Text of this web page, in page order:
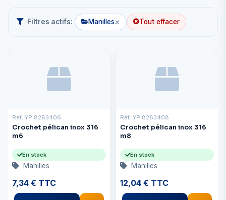
Filtres actifs: Manilles× Tout effacer
Réf: YPI8283406
Crochet pélican inox 316
m6
En stock
Manilles
7,34 € TTC
Réf: YPI8283408
Crochet pélican inox 316
m8
En stock
Manilles
12,04 € TTC